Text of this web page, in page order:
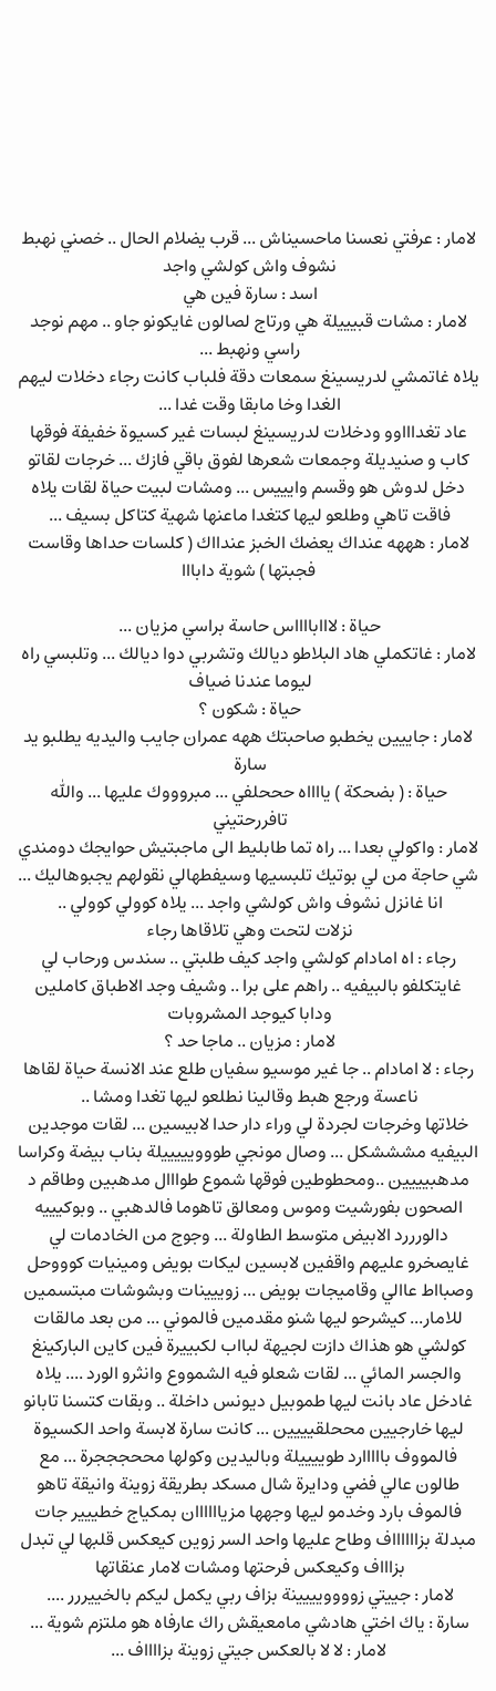
لامار : عرفتي نعسنا ماحسيناش ... قرب يضلام الحال .. خصني نهبط
نشوف واش كولشي واجد
اسد : سارة فين هي
لامار : مشات قبيييلة هي ورتاج لصالون غايكونو جاو .. مهم نوجد
راسي ونهبط ...
يلاه غاتمشي لدريسينغ سمعات دقة فلباب كانت رجاء دخلات ليهم
الغدا وخا مابقا وقت غدا ...
عاد تغداااوو ودخلات لدريسينغ لبسات غير كسيوة خفيفة فوقها
كاب و صنيديلة وجمعات شعرها لفوق باقي فازك ... خرجات لقاتو
دخل لدوش هو وقسم وايييس ... ومشات لبيت حياة لقات يلاه
فاقت تاهي وطلعو ليها كتغدا ماعنها شهية كتاكل بسيف ...
لامار : هههه عنداك يعضك الخبز عندااك ( كلسات حداها وقاست
فجبتها ) شوية دابااا
حياة : لااابااااس حاسة براسي مزيان ...
لامار : غاتكملي هاد البلاطو ديالك وتشربي دوا ديالك ... وتلبسي راه
ليوما عندنا ضياف
حياة : شكون ؟
لامار : جاييين يخطبو صاحبتك ههه عمران جايب واليديه يطلبو يد
سارة
حياة : ( بضحكة ) يااااه حححلفي ... مبروووك عليها ... والله
تافررحتيني
لامار : واكولي بعدا ... راه تما طابليط الى ماجبتيش حوايجك دومندي
شي حاجة من لي بوتيك تلبسيها وسيفطهالي نقولهم يجبوهاليك ...
انا غانزل نشوف واش كولشي واجد ... يلاه كوولي كوولي ..
نزلات لتحت وهي تلاقاها رجاء
رجاء : اه امادام كولشي واجد كيف طلبتي .. سندس ورحاب لي
غايتكلفو بالبيفيه .. راهم على برا .. وشيف وجد الاطباق كاملين
ودابا كيوجد المشروبات
لامار : مزيان .. ماجا حد ؟
رجاء : لا امادام .. جا غير موسيو سفيان طلع عند الانسة حياة لقاها
ناعسة ورجع هبط وقالينا نطلعو ليها تغدا ومشا ..
خلاتها وخرجات لجردة لي وراء دار حدا لابيسين ... لقات موجدين
البيفيه مشششكل ... وصال مونجي طووويييييلة بناب بيضة وكراسا
مدهبيييين ..ومحطوطين فوقها شموع طوااال مدهبين وطاقم د
الصحون بفورشيت وموس ومعالق تاهوما فالدهبي .. وبوكيييه
دالورررد الابيض متوسط الطاولة ... وجوج من الخادمات لي
غايصخرو عليهم واقفين لابسين ليكات بويض ومينيات كوووحل
وصبااط عاالي وقاميجات بويض ... زوييينات وبشوشات مبتسمين
للامار... كيشرحو ليها شنو مقدمين فالموني ... من بعد مالقات
كولشي هو هذاك دازت لجيهة لبااب لكبييرة فين كاين الباركينغ
والجسر المائي ... لقات شعلو فيه الشمووع وانثرو الورد .... يلاه
غادخل عاد بانت ليها طموبيل ديونس داخلة .. وبقات كتسنا تابانو
ليها خارجيين مححلقيييين ... كانت سارة لابسة واحد الكسيوة
فالمووف بااااارد طوييييلة وباليدين وكولها مححجججرة ... مع
طالون عالي فضي ودايرة شال مسكد بطريقة زوينة وانيقة تاهو
فالموف بارد وخدمو ليها وجهها مزياااااان بمكياج خطييير جات
مبدلة بزااااااف وطاح عليها واحد السر زوين كيعكس قلبها لي تبدل
بزاااف وكيعكس فرحتها ومشات لامار عنقاتها
لامار : جييتي زوووويييينة بزاف ربي يكمل ليكم بالخييررر ....
سارة : ياك اختي هادشي مامعيقش راك عارفاه هو ملتزم شوية ...
لامار : لا لا بالعكس جيتي زوينة بزااااف ...